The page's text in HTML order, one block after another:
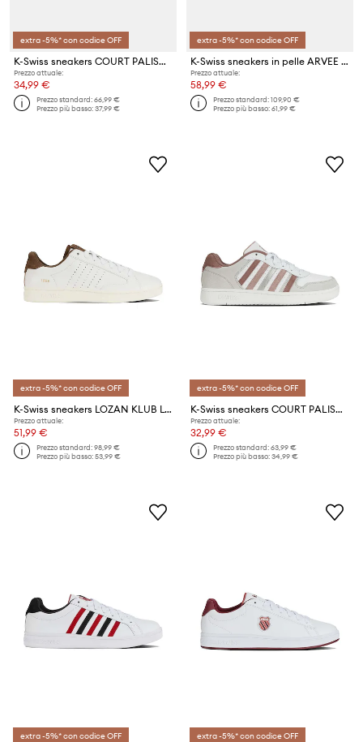
extra -5%* con codice OFF
K-Swiss sneakers COURT PALISADES
Prezzo attuale:
34,99 €
Prezzo standard:66,99 €
Prezzo più basso:37,99 €
extra -5%* con codice OFF
K-Swiss sneakers in pelle ARVEE 1.5
Prezzo attuale:
58,99 €
Prezzo standard:109,90 €
Prezzo più basso:61,99 €
extra -5%* con codice OFF
K-Swiss sneakers LOZAN KLUB LTH
Prezzo attuale:
51,99 €
Prezzo standard:98,99 €
Prezzo più basso:53,99 €
extra -5%* con codice OFF
K-Swiss sneakers COURT PALISADES
Prezzo attuale:
32,99 €
Prezzo standard:63,99 €
Prezzo più basso:34,99 €
extra -5%* con codice OFF extra -5%* con codice OFF